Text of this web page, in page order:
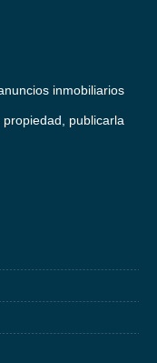
inmobiliarios
publicarla